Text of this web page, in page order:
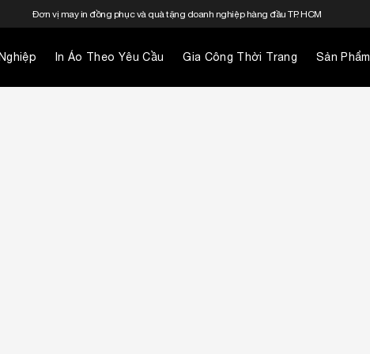
Đơn vị may in đồng phục và quà tặng doanh nghiệp hàng đầu TP. HCM
In Áo Theo Yêu Cầu Gia Công Thời Trang Sản Phẩm